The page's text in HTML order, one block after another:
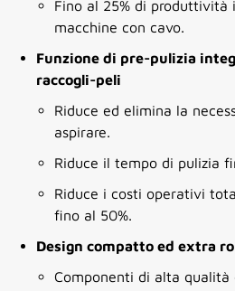
Fino al 25% di produttività
macchine con cavo.
Funzione di pre-pulizia
raccogli-peli
Riduce ed elimina la
aspirare.
Riduce il tempo di pulizia
Riduce i costi operativi
fino al 50%.
Design compatto ed extra
Componenti di alta qualità